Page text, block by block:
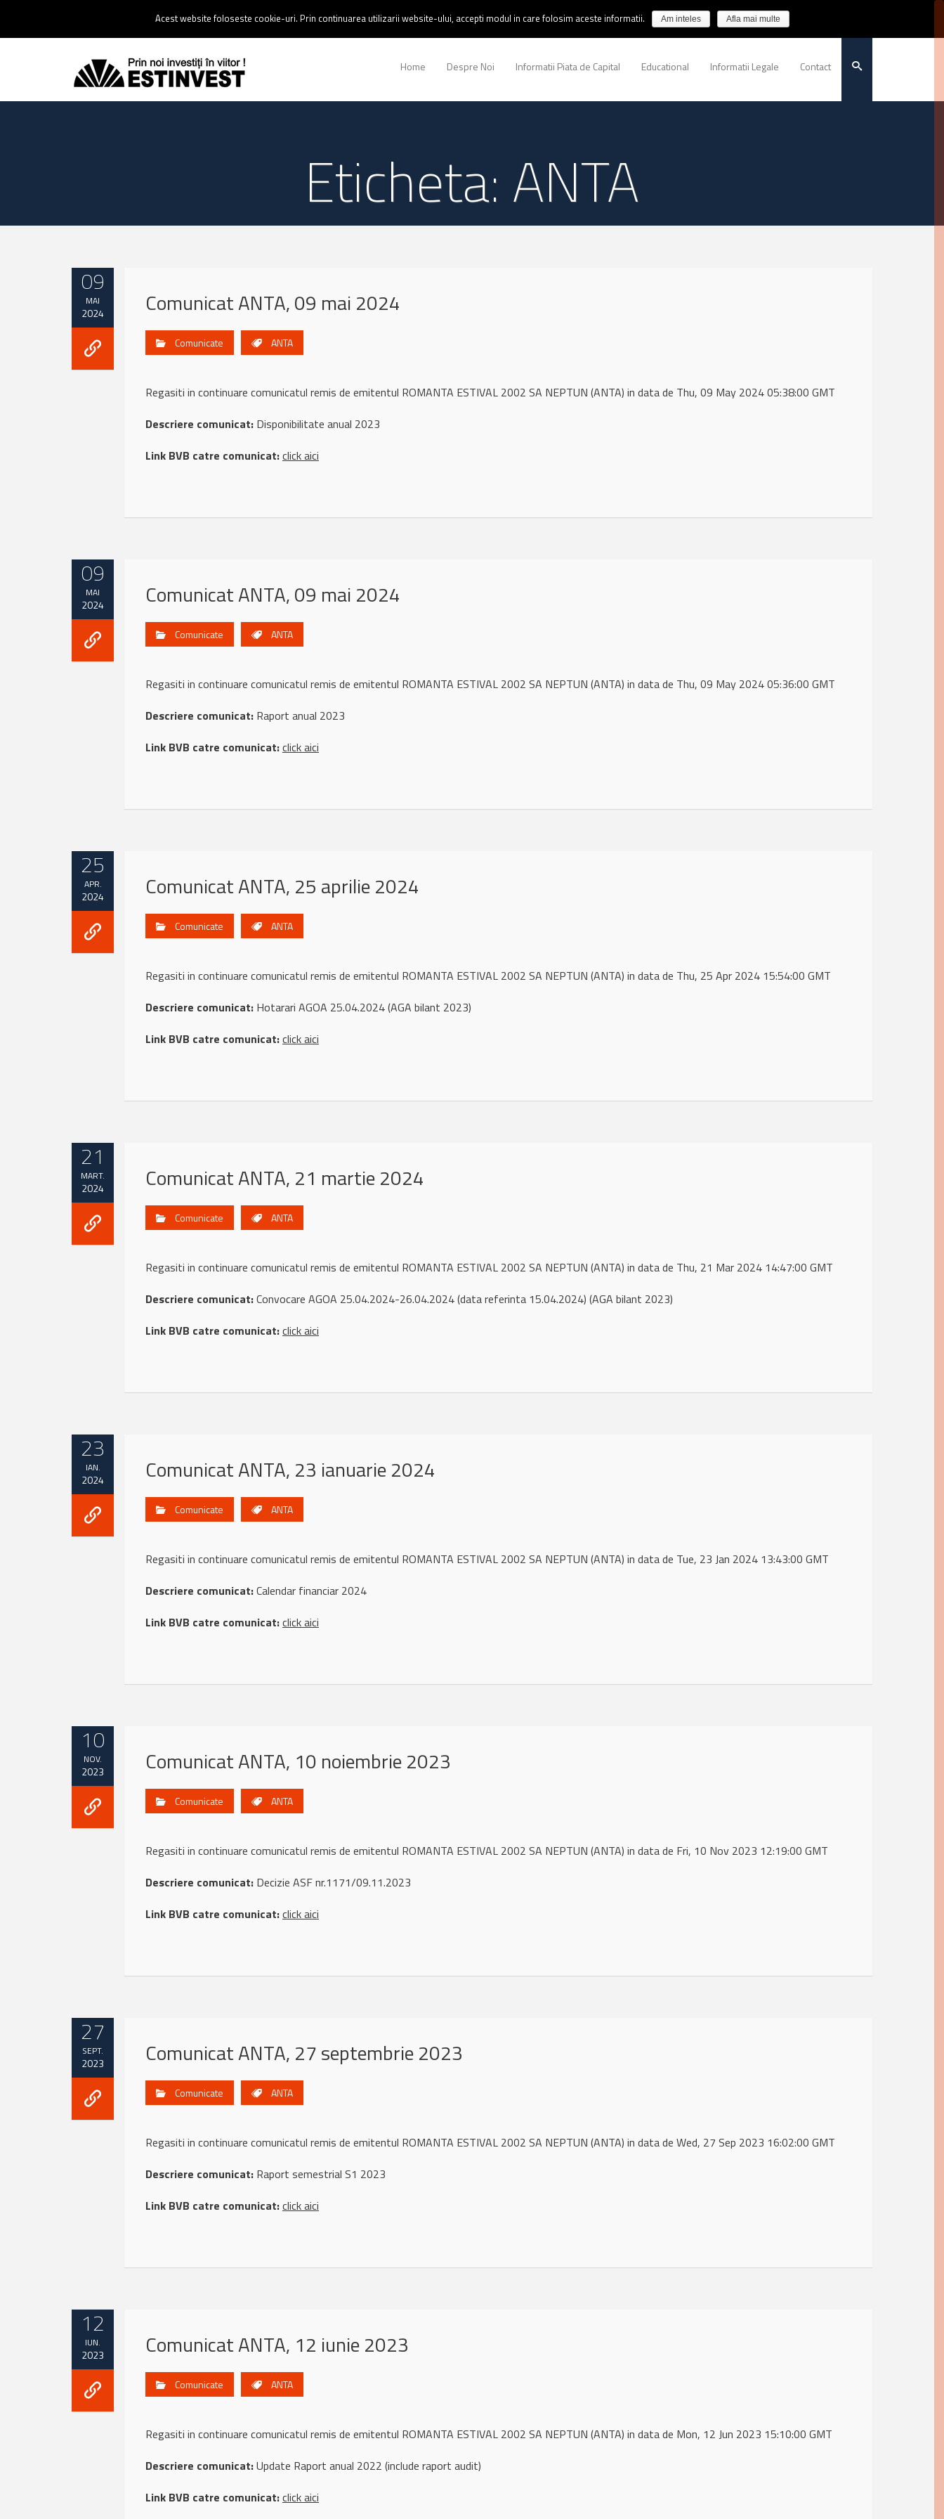
0237 238 900 |Email :contact@estinvest.ro
Home Despre Noi Informatii Piata de Capital Educational Informatii Legale Contact
Eticheta: ANTA
09
MAI
2024 Comunicat ANTA, 09 mai 2024
Comunicate ANTA
Regasiti in continuare comunicatul remis de emitentul ROMANTA ESTIVAL 2002 SA NEPTUN (ANTA) in data de Thu, 09 May 2024 05:38:00 GMT
Descriere comunicat: Disponibilitate anual 2023
Link BVB catre comunicat:click aici
09
MAI
2024 Comunicat ANTA, 09 mai 2024
Comunicate ANTA
Regasiti in continuare comunicatul remis de emitentul ROMANTA ESTIVAL 2002 SA NEPTUN (ANTA) in data de Thu, 09 May 2024 05:36:00 GMT
Descriere comunicat: Raport anual 2023
Link BVB catre comunicat:click aici
25
APR.
2024 Comunicat ANTA, 25 aprilie 2024
Comunicate ANTA
Regasiti in continuare comunicatul remis de emitentul ROMANTA ESTIVAL 2002 SA NEPTUN (ANTA) in data de Thu, 25 Apr 2024 15:54:00 GMT
Descriere comunicat: Hotarari AGOA 25.04.2024 (AGA bilant 2023)
Link BVB catre comunicat:click aici
21
MART.
2024 Comunicat ANTA, 21 martie 2024
Comunicate ANTA
Regasiti in continuare comunicatul remis de emitentul ROMANTA ESTIVAL 2002 SA NEPTUN (ANTA) in data de Thu, 21 Mar 2024 14:47:00 GMT
Descriere comunicat:Convocare AGOA 25.04.2024-26.04.2024 (data referinta 15.04.2024) (AGA bilant 2023)
Link BVB catre comunicat:click aici
23
IAN.
2024 Comunicat ANTA, 23 ianuarie 2024
Comunicate ANTA
Regasiti in continuare comunicatul remis de emitentul ROMANTA ESTIVAL 2002 SA NEPTUN (ANTA) in data de Tue, 23 Jan 2024 13:43:00 GMT
Descriere comunicat:Calendar financiar 2024
Link BVB catre comunicat:click aici
10
NOV.
2023 Comunicat ANTA, 10 noiembrie 2023
Comunicate ANTA
Regasiti in continuare comunicatul remis de emitentul ROMANTA ESTIVAL 2002 SA NEPTUN (ANTA) in data de Fri, 10 Nov 2023 12:19:00 GMT
Descriere comunicat: Decizie ASF nr.1171/09.11.2023
Link BVB catre comunicat:click aici
27
SEPT.
2023 Comunicat ANTA, 27 septembrie 2023
Comunicate ANTA
Regasiti in continuare comunicatul remis de emitentul ROMANTA ESTIVAL 2002 SA NEPTUN (ANTA) in data de Wed, 27 Sep 2023 16:02:00 GMT
Descriere comunicat: Raport semestrial S1 2023
Link BVB catre comunicat:click aici
12
IUN.
2023 Comunicat ANTA, 12 iunie 2023
Comunicate ANTA
Regasiti in continuare comunicatul remis de emitentul ROMANTA ESTIVAL 2002 SA NEPTUN (ANTA) in data de Mon, 12 Jun 2023 15:10:00 GMT
Descriere comunicat:Update Raport anual 2022 (include raport audit)
Link BVB catre comunicat:click aici
Acest website foloseste cookie-uri. Prin continuarea utilizarii website-ului, accepti modul in care folosim aceste informatii. Am inteles Afla mai multe